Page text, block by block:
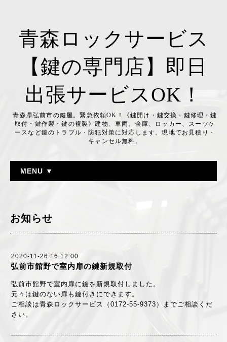
青森ロックサービス
【鍵の専門店】即日
出張サービスOK！
青森県弘前市の鍵屋。緊急依頼OK！《鍵開け・鍵交換・鍵修理・鍵
取付・鍵作製・鍵の複製》建物、車両、金庫、ロッカー、スーツケ
ースなど鍵のトラブル・防犯対策に対応します。現地でお見積り・
キャンセル無料。
MENU ▼
お知らせ
2020-11-26 16:12:00
弘前市館野で室内扉の鍵新規取付
弘前市館野で室内扉に鍵を新規取付しました。
元々は鍵のない扉も鍵付きにできます。
ご相談は青森ロックサービス（0172-55-9373）までご相談くだ
さい。